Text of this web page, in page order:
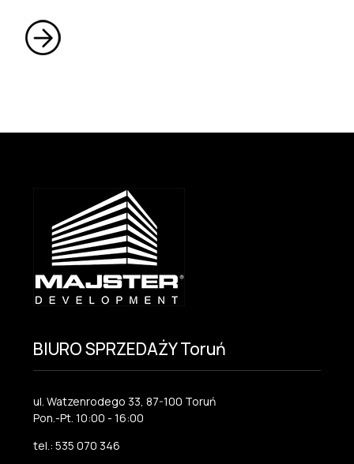
BIURO SPRZEDAŻY Toruń
ul. Watzenrodego 33, 87-100 Toruń
Pon.-Pt. 10:00 - 16:00
tel.: 535 070 346